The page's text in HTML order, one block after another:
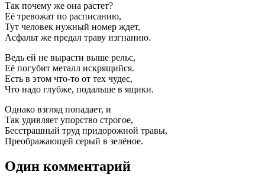
Так почему же она растет?
Её тревожат по расписанию,
Тут человек нужный номер ждет,
Асфальт же предал траву изгнанию.
Ведь ей не вырасти выше рельс,
Её погубит металл искрящийся.
Есть в этом что-то от тех чудес,
Что надо глубже, подальше в ящики.
Однако взгляд попадает, и
Так удивляет упорство строгое,
Бесстрашный труд придорожной травы,
Преображающей серый в зелёное.
Один комментарий